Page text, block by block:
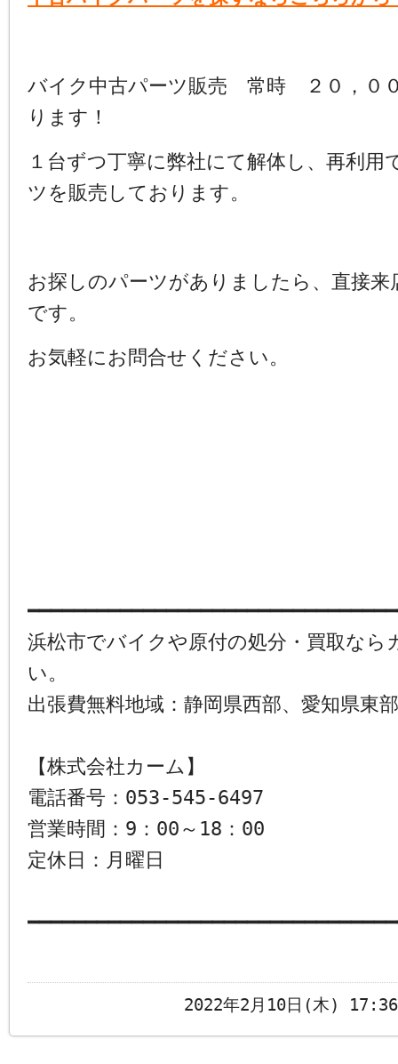
バイク中古パーツ販売 常時 ２０，０
ります！
１台ずつ丁寧に弊社にて解体し、再利用
ツを販売しております。
お探しのパーツがありましたら、直接来
です。
お気軽にお問合せください。
浜松市でバイクや原付の処分・買取なら
い。
出張費無料地域：静岡県西部、愛知県東部
【株式会社カーム】
電話番号：053-545-6497
営業時間：9：00～18：00
定休日：月曜日
2022年2月10日(木)